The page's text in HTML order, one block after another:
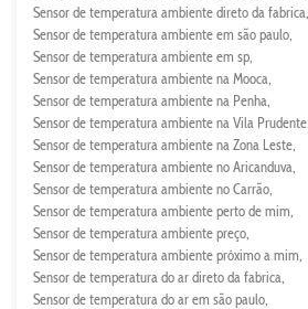
Sensor de temperatura ambiente direto da fabrica
Sensor de temperatura ambiente em são paulo
Sensor de temperatura ambiente em sp
Sensor de temperatura ambiente na Mooca
Sensor de temperatura ambiente na Penha
Sensor de temperatura ambiente na Vila Prudente
Sensor de temperatura ambiente na Zona Leste
Sensor de temperatura ambiente no Aricanduva
Sensor de temperatura ambiente no Carrão
Sensor de temperatura ambiente perto de mim
Sensor de temperatura ambiente preço
Sensor de temperatura ambiente próximo a mim
Sensor de temperatura do ar direto da fabrica
Sensor de temperatura do ar em são paulo